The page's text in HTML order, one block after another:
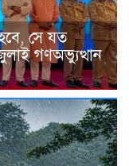
সে যত
গণঅভ্যুত্থান